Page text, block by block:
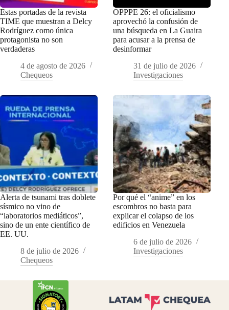
Estas portadas de la revista
TIME que muestran a Delcy
Rodríguez como única
protagonista no son
verdaderas
4 de agosto de 2026
Chequeos
OPPPE 26: el oficialismo
aprovechó la confusión de
una búsqueda en La Guaira
para acusar a la prensa de
desinformar
31 de julio de 2026
Investigaciones
Alerta de tsunami tras doblete
sísmico no vino de
“laboratorios mediáticos”,
sino de un ente científico de
EE. UU.
8 de julio de 2026
Chequeos
Por qué el “anime” en los
escombros no basta para
explicar el colapso de los
edificios en Venezuela
6 de julio de 2026
Investigaciones